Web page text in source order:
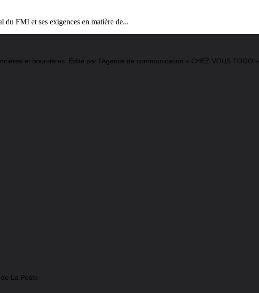
FMI et ses exigences en matière de...
et boursières. Edité par l’Agence de communication « CHEZ VOUS TOGO »
La Poste